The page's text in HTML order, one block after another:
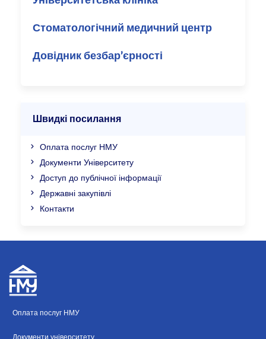
Стоматологічний медичний центр
Довідник безбар’єрності
Швидкі посилання
Оплата послуг НМУ
Документи Університету
Доступ до публічної інформації
Державні закупівлі
Контакти
Оплата послуг НМУ
Документи університету